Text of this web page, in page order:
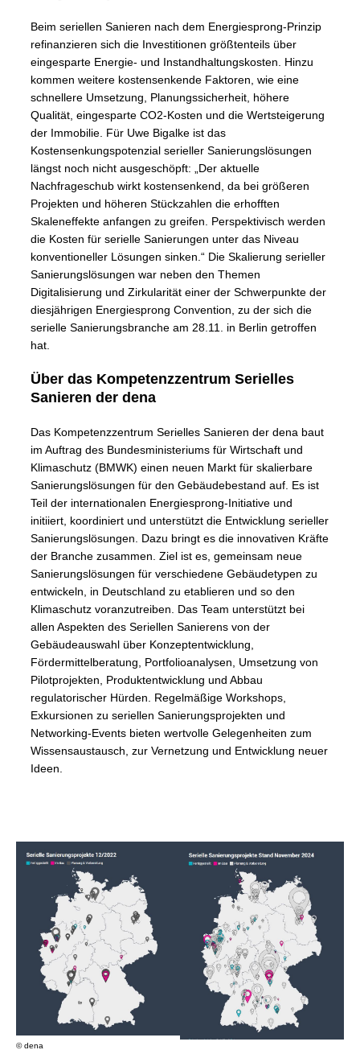
Beim seriellen Sanieren nach dem Energiesprong-Prinzip
refinanzieren sich die Investitionen größtenteils über
eingesparte Energie- und Instandhaltungskosten. Hinzu
kommen weitere kostensenkende Faktoren, wie eine
schnellere Umsetzung, Planungssicherheit, höhere
Qualität, eingesparte CO2-Kosten und die Wertsteigerung
der Immobilie. Für Uwe Bigalke ist das
Kostensenkungspotenzial serieller Sanierungslösungen
längst noch nicht ausgeschöpft: „Der aktuelle
Nachfrageschub wirkt kostensenkend, da bei größeren
Projekten und höheren Stückzahlen die erhofften
Skaleneffekte anfangen zu greifen. Perspektivisch werden
die Kosten für serielle Sanierungen unter das Niveau
konventioneller Lösungen sinken.“ Die Skalierung serieller
Sanierungslösungen war neben den Themen
Digitalisierung und Zirkularität einer der Schwerpunkte der
diesjährigen Energiesprong Convention, zu der sich die
serielle Sanierungsbranche am 28.11. in Berlin getroffen
hat.
Über das Kompetenzzentrum Serielles
Sanieren der dena
Das Kompetenzzentrum Serielles Sanieren der dena baut
im Auftrag des Bundesministeriums für Wirtschaft und
Klimaschutz (BMWK) einen neuen Markt für skalierbare
Sanierungslösungen für den Gebäudebestand auf. Es ist
Teil der internationalen Energiesprong-Initiative und
initiiert, koordiniert und unterstützt die Entwicklung serieller
Sanierungslösungen. Dazu bringt es die innovativen Kräfte
der Branche zusammen. Ziel ist es, gemeinsam neue
Sanierungslösungen für verschiedene Gebäudetypen zu
entwickeln, in Deutschland zu etablieren und so den
Klimaschutz voranzutreiben. Das Team unterstützt bei
allen Aspekten des Seriellen Sanierens von der
Gebäudeauswahl über Konzeptentwicklung,
Fördermittelberatung, Portfolioanalysen, Umsetzung von
Pilotprojekten, Produktentwicklung und Abbau
regulatorischer Hürden. Regelmäßige Workshops,
Exkursionen zu seriellen Sanierungsprojekten und
Networking-Events bieten wertvolle Gelegenheiten zum
Wissensaustausch, zur Vernetzung und Entwicklung neuer
Ideen.
© dena